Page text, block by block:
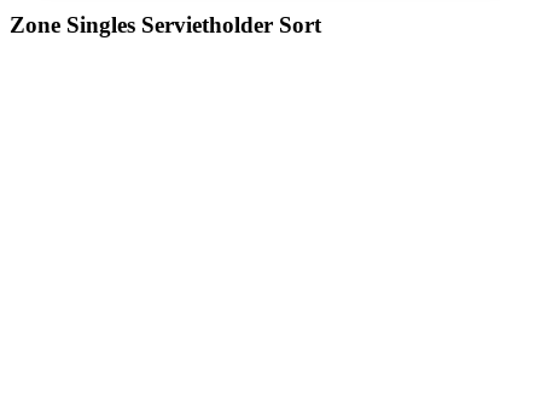
Zone Singles Servietholder Sort